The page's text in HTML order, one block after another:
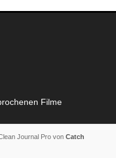
Filme
Journal Pro von Catch